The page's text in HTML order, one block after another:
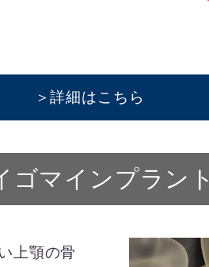
＞詳細はこちら
ゴマインプラント
上顎の骨